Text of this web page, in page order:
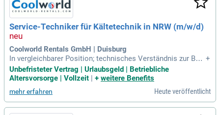
Service-Techniker für Kältetechnik in NRW (m/w/d)
Coolworld Rentals GmbH | Duisburg
In vergleichbarer Position; technisches Verständnis zur Bera
tung der Kunden auf Augenhöhe; gute Kenntnisse in der Steu
er- und Regelungstechnik; Inhaber der Führerscheinklasse B;
Flexibilität, und Teamfähigkeit; Ergebnisorientiertes selbstst
ändiges Arbeiten
+
Unbefristeter Vertrag | Urlaubsgeld | Betriebliche
Altersvorsorge | Vollzeit | + weitere Benefits
mehr erfahren Heute veröffentlicht